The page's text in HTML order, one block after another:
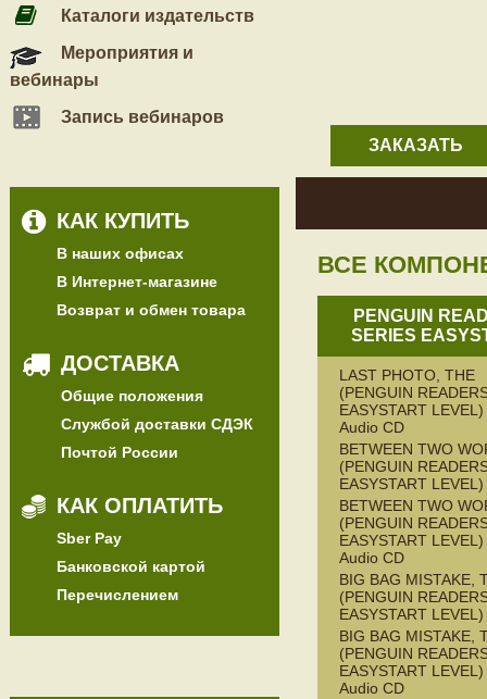
Каталоги издательств
Мероприятия и
вебинары
Запись вебинаров
КАК КУПИТЬ
В наших офисах
В Интернет-магазине
Возврат и обмен товара
ДОСТАВКА
Общие положения
Службой доставки СДЭК
Почтой России
КАК ОПЛАТИТЬ
Sber Pay
Банковской картой
Перечислением
ЗАКАЗАТЬ
ВСЕ
PENGUIN
SERIES
LAST PHOTO, THE
(PENGUIN
EASYSTART
Audio CD
BETWEEN TWO
(PENGUIN
EASYSTART
BETWEEN TWO
(PENGUIN
EASYSTART
Audio CD
BIG BAG MISTAKE,
(PENGUIN
EASYSTART
BIG BAG MISTAKE,
(PENGUIN
EASYSTART
Audio CD